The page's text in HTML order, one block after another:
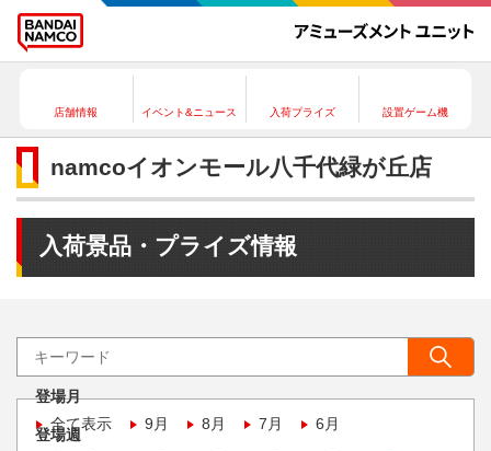
店舗情報 イベント&ニュース 入荷プライズ 設置ゲーム機
namcoイオンモール八千代緑が丘店
入荷景品・プライズ情報
登場月
全て表示
9月 8月 7月 6月
登場週